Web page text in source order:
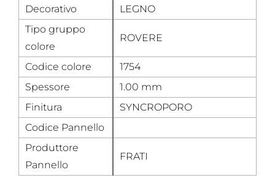
Decorativo
LEGNO
Tipo gruppo
colore
ROVERE
Codice colore
1754
Spessore
1.00 mm
Finitura
SYNCROPORO
Codice Pannello
Produttore
Pannello
FRATI